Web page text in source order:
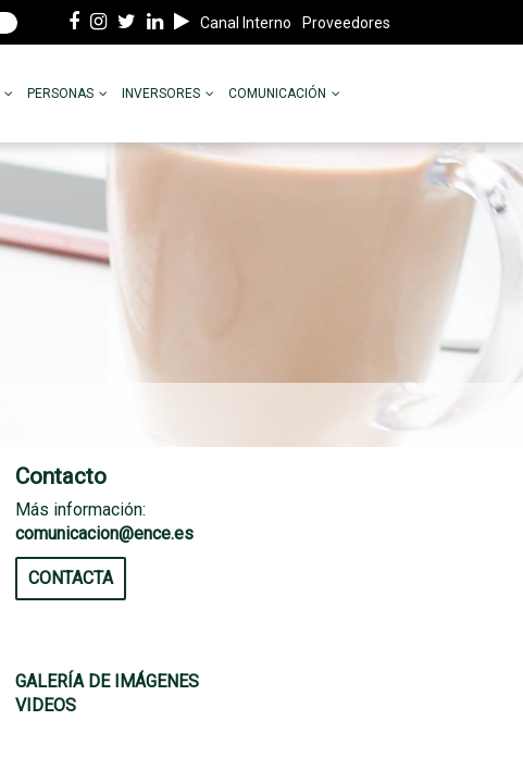
Canal Interno Proveedores
PERSONAS INVERSORES COMUNICACIÓN
Contacto
Más información:
comunicacion@ence.es
CONTACTA
GALERÍA DE IMÁGENES
VIDEOS